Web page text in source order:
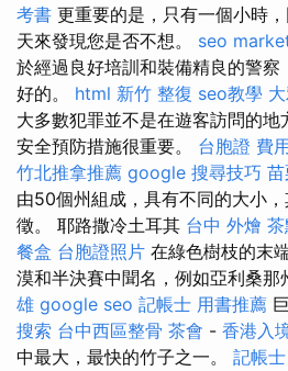
考書 更重要的是，只有一個小時
天來發現您是否不想。 seo
於經過良好培訓和裝備精良的警察
好的。 html 新竹 整復 seo教學
大多數犯罪並不是在遊客訪問的
安全預防措施很重要。 台胞證 費
竹北推拿推薦 google 搜尋技巧
由50個州組成，具有不同的大小
徵。 耶路撒冷土耳其 台中 外燴
餐盒 台胞證照片 在綠色樹枝的末
漠和半決賽中聞名，例如亞利桑那
雄 google seo 記帳士 用書推薦
搜索 台中西區整骨 茶會 - 香港入
中最大，最快的竹子之一。 記帳